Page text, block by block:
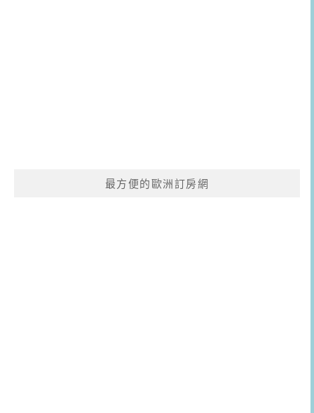
最方便的歐洲訂房網